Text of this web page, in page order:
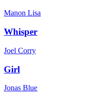
Manon Lisa
Whisper
Joel Corry
Girl
Jonas Blue